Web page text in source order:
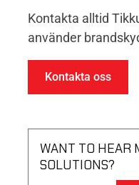
Kontakta alltid
använder
Kontakta oss
WANT TO HEAR
SOLUTIONS?